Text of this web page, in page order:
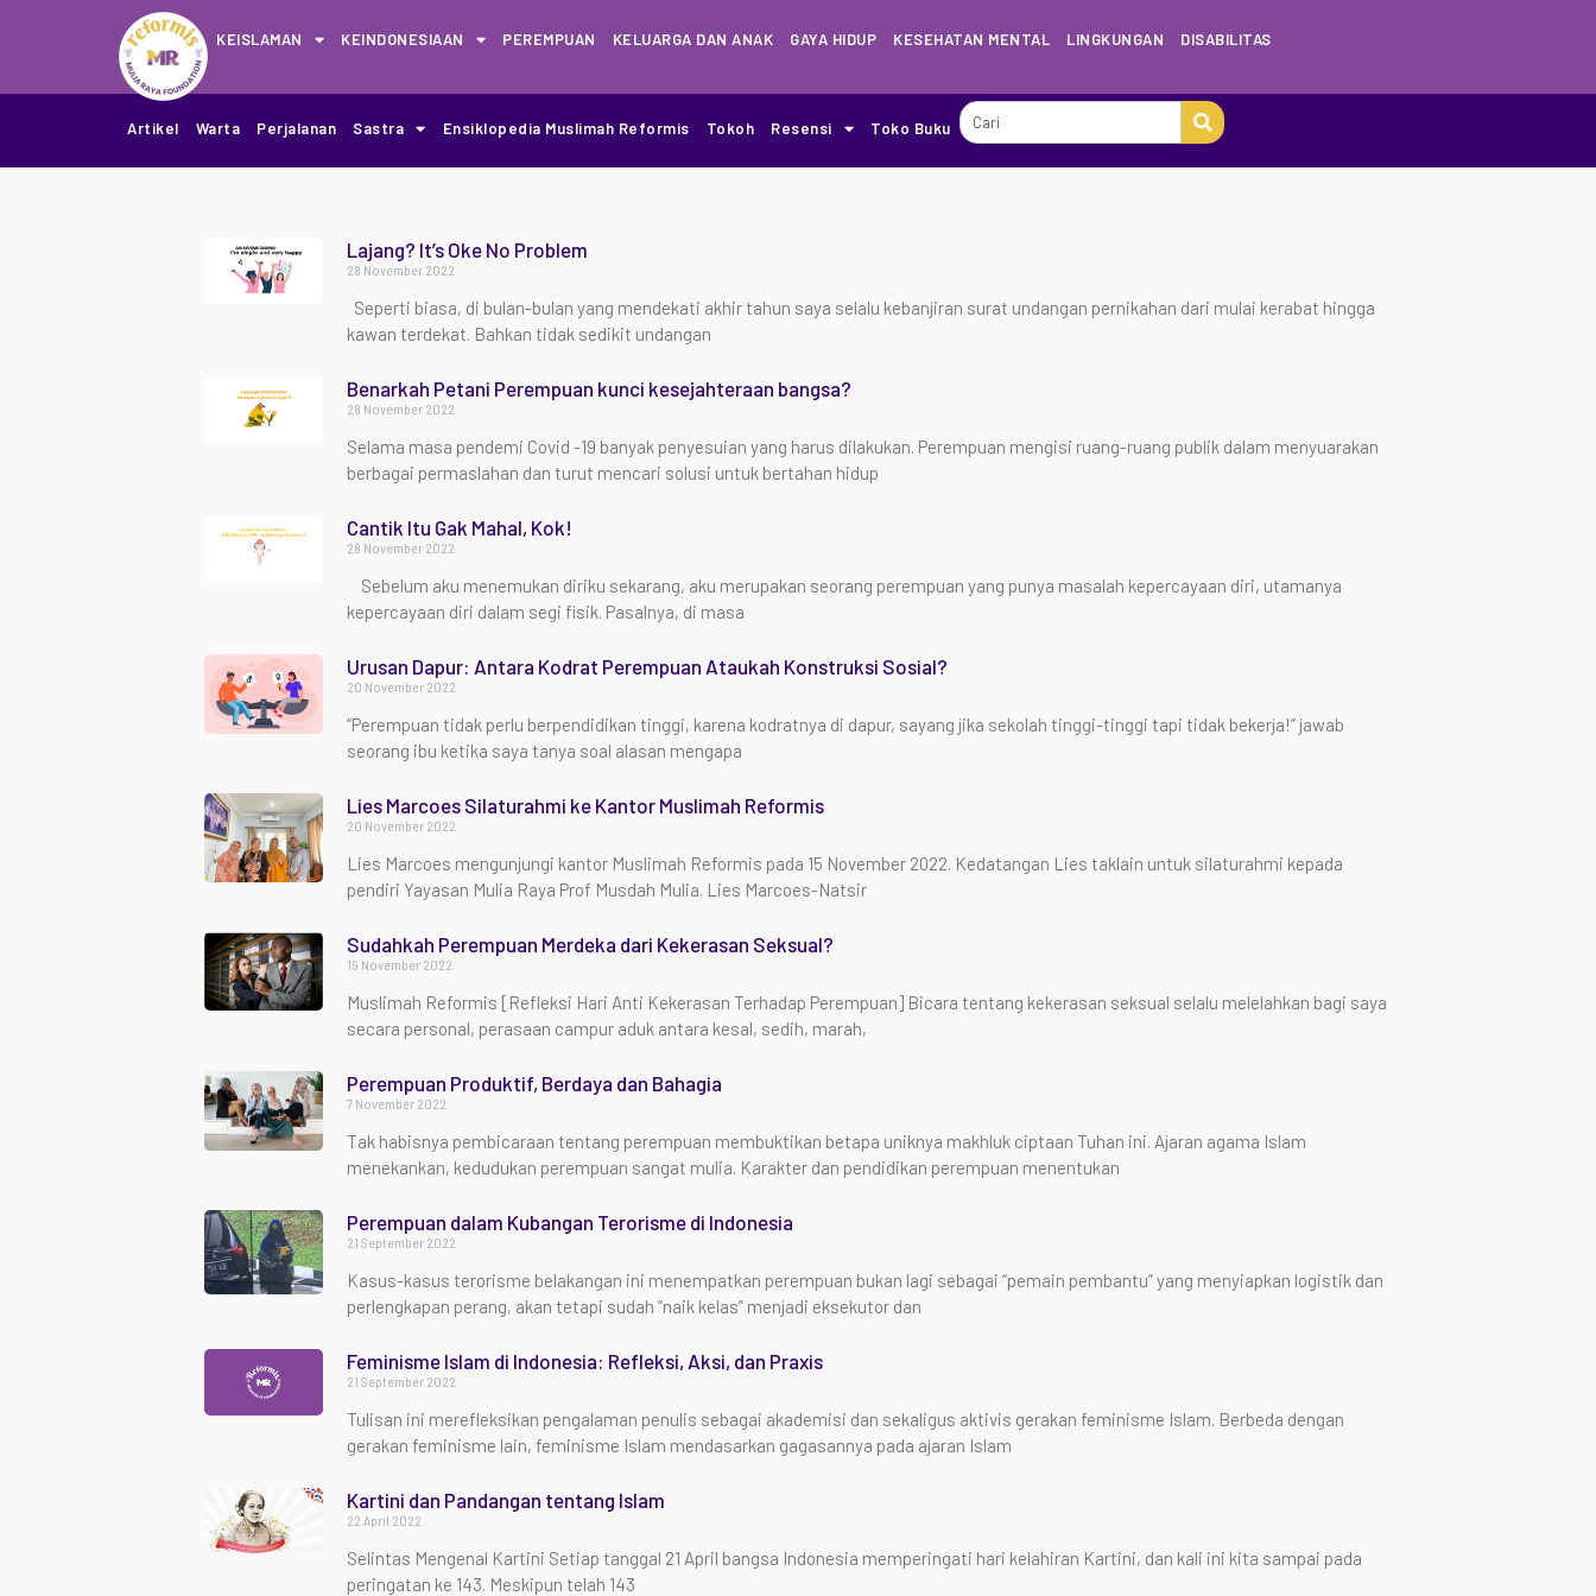
KEISLAMAN KEINDONESIAAN PEREMPUAN KELUARGA DAN ANAK GAYA HIDUP KESEHATAN MENTAL LINGKUNGAN DISABILITAS
Artikel Warta Perjalanan Sastra Ensiklopedia Muslimah Reformis Tokoh Resensi Toko Buku
Lajang? It’s Oke No Problem
28 November 2022
Seperti biasa, di bulan-bulan yang mendekati akhir tahun saya selalu kebanjiran surat undangan pernikahan dari mulai kerabat hingga
kawan terdekat. Bahkan tidak sedikit undangan
Benarkah Petani Perempuan kunci kesejahteraan bangsa?
28 November 2022
Selama masa pendemi Covid -19 banyak penyesuian yang harus dilakukan. Perempuan mengisi ruang-ruang publik dalam menyuarakan
berbagai permaslahan dan turut mencari solusi untuk bertahan hidup
Cantik Itu Gak Mahal, Kok!
28 November 2022
Sebelum aku menemukan diriku sekarang, aku merupakan seorang perempuan yang punya masalah kepercayaan diri, utamanya
kepercayaan diri dalam segi fisik. Pasalnya, di masa
Urusan Dapur: Antara Kodrat Perempuan Ataukah Konstruksi Sosial?
20 November 2022
“Perempuan tidak perlu berpendidikan tinggi, karena kodratnya di dapur, sayang jika sekolah tinggi-tinggi tapi tidak bekerja!” jawab
seorang ibu ketika saya tanya soal alasan mengapa
Lies Marcoes Silaturahmi ke Kantor Muslimah Reformis
20 November 2022
Lies Marcoes mengunjungi kantor Muslimah Reformis pada 15 November 2022. Kedatangan Lies taklain untuk silaturahmi kepada
pendiri Yayasan Mulia Raya Prof Musdah Mulia. Lies Marcoes-Natsir
Sudahkah Perempuan Merdeka dari Kekerasan Seksual?
19 November 2022
Muslimah Reformis [Refleksi Hari Anti Kekerasan Terhadap Perempuan] Bicara tentang kekerasan seksual selalu melelahkan bagi saya
secara personal, perasaan campur aduk antara kesal, sedih, marah,
Perempuan Produktif, Berdaya dan Bahagia
7 November 2022
Tak habisnya pembicaraan tentang perempuan membuktikan betapa uniknya makhluk ciptaan Tuhan ini. Ajaran agama Islam
menekankan, kedudukan perempuan sangat mulia. Karakter dan pendidikan perempuan menentukan
Perempuan dalam Kubangan Terorisme di Indonesia
21 September 2022
Kasus-kasus terorisme belakangan ini menempatkan perempuan bukan lagi sebagai “pemain pembantu” yang menyiapkan logistik dan
perlengkapan perang, akan tetapi sudah “naik kelas” menjadi eksekutor dan
Feminisme Islam di Indonesia: Refleksi, Aksi, dan Praxis
21 September 2022
Tulisan ini merefleksikan pengalaman penulis sebagai akademisi dan sekaligus aktivis gerakan feminisme Islam. Berbeda dengan
gerakan feminisme lain, feminisme Islam mendasarkan gagasannya pada ajaran Islam
Kartini dan Pandangan tentang Islam
22 April 2022
Selintas Mengenal Kartini Setiap tanggal 21 April bangsa Indonesia memperingati hari kelahiran Kartini, dan kali ini kita sampai pada
peringatan ke 143. Meskipun telah 143